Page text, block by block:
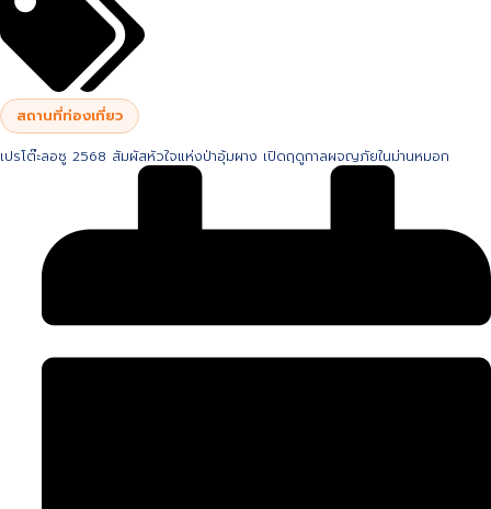
สถานที่ท่องเที่ยว
เปรโต๊ะลอซู 2568 สัมผัสหัวใจแห่งป่าอุ้มผาง เปิดฤดูกาลผจญภัยในม่านหมอก